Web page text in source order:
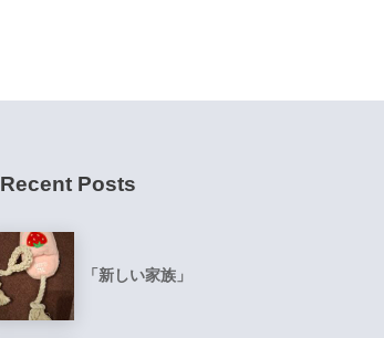
Recent Posts
「新しい家族」